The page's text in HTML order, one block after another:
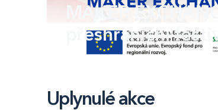
MAKER
přeshraniční
Uplynulé akce